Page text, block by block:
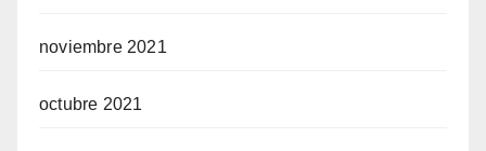
noviembre 2021
octubre 2021